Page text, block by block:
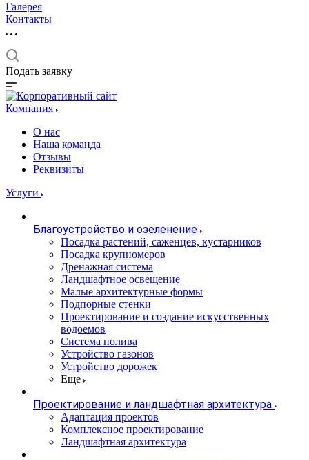
Галерея
Контакты
Подать заявку
Компания
О нас
Наша команда
Отзывы
Реквизиты
Услуги
Благоустройство и озеленение
Посадка растений, саженцев, кустарников
Посадка крупномеров
Дренажная система
Ландшафтное освещение
Малые архитектурные формы
Подпорные стенки
Проектирование и создание искусственных
водоемов
Система полива
Устройство газонов
Устройство дорожек
Еще
Проектирование и ландшафтная архитектура
Адаптация проектов
Комплексное проектирование
Ландшафтная архитектура